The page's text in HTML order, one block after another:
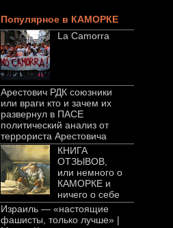
Популярное в КАМОРКЕ
La Camorra
Арестович РДК союзники
или враги кто и зачем их
развернул в ПАСЕ
политический анализ от
террориста Арестовича
КНИГА
ОТЗЫВОВ,
или немного о
КАМОРКЕ и
ничего о себе
Израиль — «настоящие
фашисты, только лучше» |